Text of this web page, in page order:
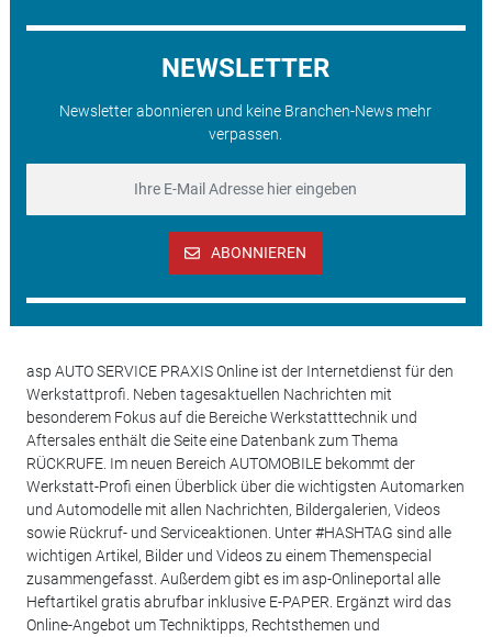
NEWSLETTER
Newsletter abonnieren und keine Branchen-News mehr
verpassen.
ABONNIEREN
asp AUTO SERVICE PRAXIS Online ist der Internetdienst für den
Werkstattprofi. Neben tagesaktuellen Nachrichten mit
besonderem Fokus auf die Bereiche Werkstatttechnik und
Aftersales enthält die Seite eine Datenbank zum Thema
RÜCKRUFE. Im neuen Bereich AUTOMOBILE bekommt der
Werkstatt-Profi einen Überblick über die wichtigsten Automarken
und Automodelle mit allen Nachrichten, Bildergalerien, Videos
sowie Rückruf- und Serviceaktionen. Unter #HASHTAG sind alle
wichtigen Artikel, Bilder und Videos zu einem Themenspecial
zusammengefasst. Außerdem gibt es im asp-Onlineportal alle
Heftartikel gratis abrufbar inklusive E-PAPER. Ergänzt wird das
Online-Angebot um Techniktipps, Rechtsthemen und